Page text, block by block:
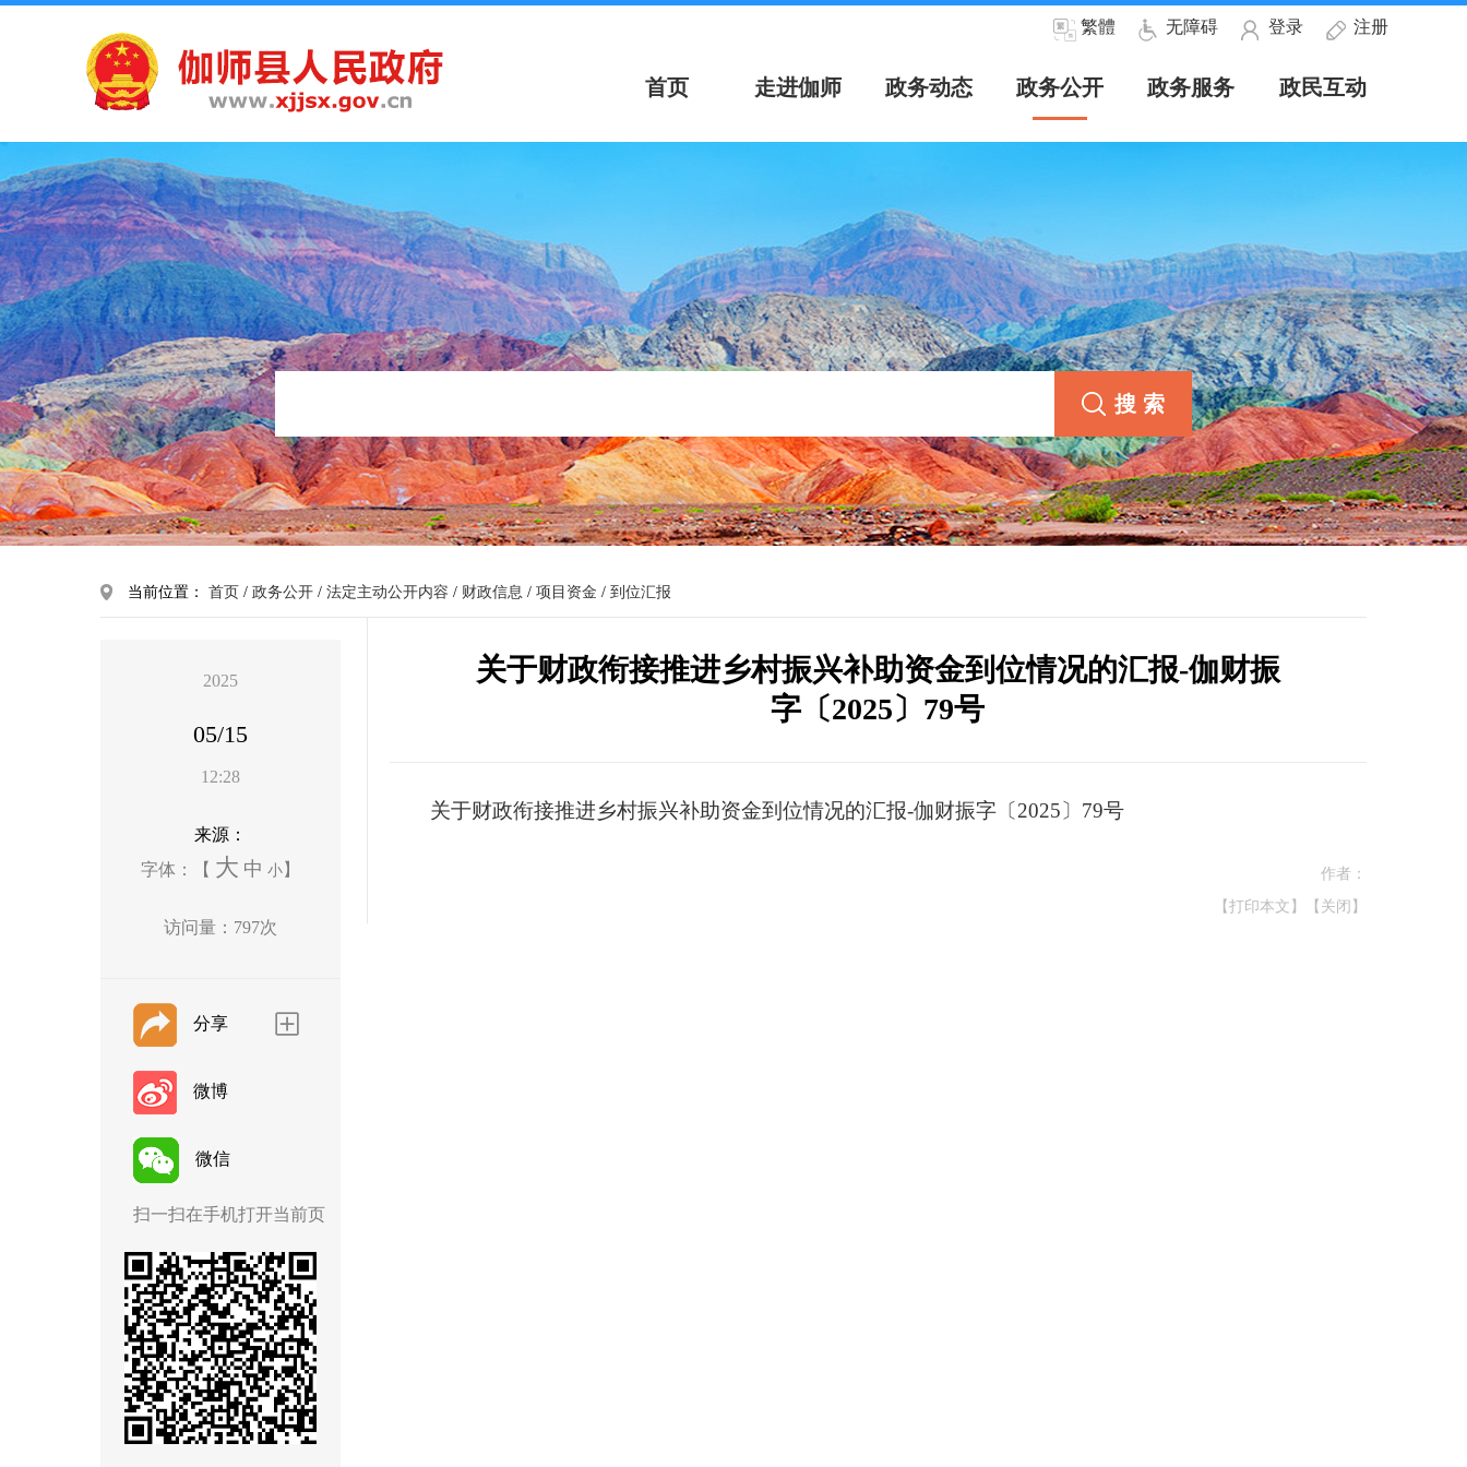
繁體 无障碍 登录 注册
首页 走进伽师 政务动态 政务公开 政务服务 政民互动
当前位置： 首页 / 政务公开 / 法定主动公开内容 / 财政信息 / 项目资金 / 到位汇报
2025
05/15
12:28
来源：
字体：【 大 中 小 】
访问量： 797次
分享
微博
微信
扫一扫在手机打开当前页
关于财政衔接推进乡村振兴补助资金到位情况的汇报-伽财振
字〔2025〕79号
关于财政衔接推进乡村振兴补助资金到位情况的汇报-伽财振字〔2025〕79号
作者：
【打印本文】
【关闭】